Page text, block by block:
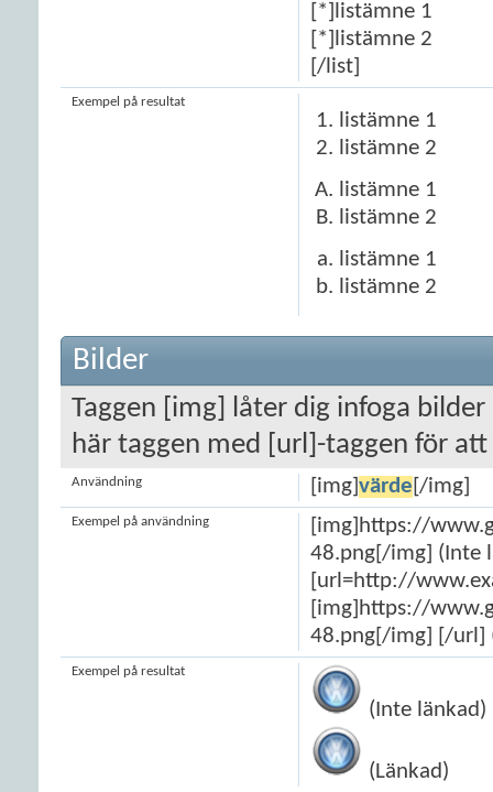
[*]listämne 1
[*]listämne 2
[/list]
listämne 1
listämne 2
listämne 1
listämne 2
listämne 1
listämne 2
Exempel på resultat
Bilder
Taggen [img] låter dig infoga
här taggen med [url]-taggen för
[img] värde [/img]
Användning
[img]https://
48.png[/img] (Inte
[url=http://
[img]https://
48.png[/img] [/url]
Exempel på användning
(Inte länkad)
(Länkad)
Exempel på resultat